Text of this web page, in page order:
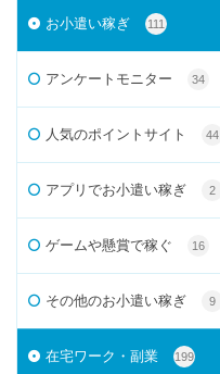
お小遣い稼ぎ 111
アンケートモニター 34
人気のポイントサイト 44
アプリでお小遣い稼ぎ 2
ゲームや懸賞で稼ぐ 16
その他のお小遣い稼ぎ 9
在宅ワーク・副業 199